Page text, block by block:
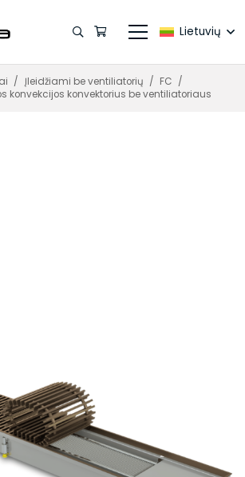
Lietuvių
/ Įleidžiami be ventiliatorių / FC /
konvekcijos konvektorius be ventiliatoriaus